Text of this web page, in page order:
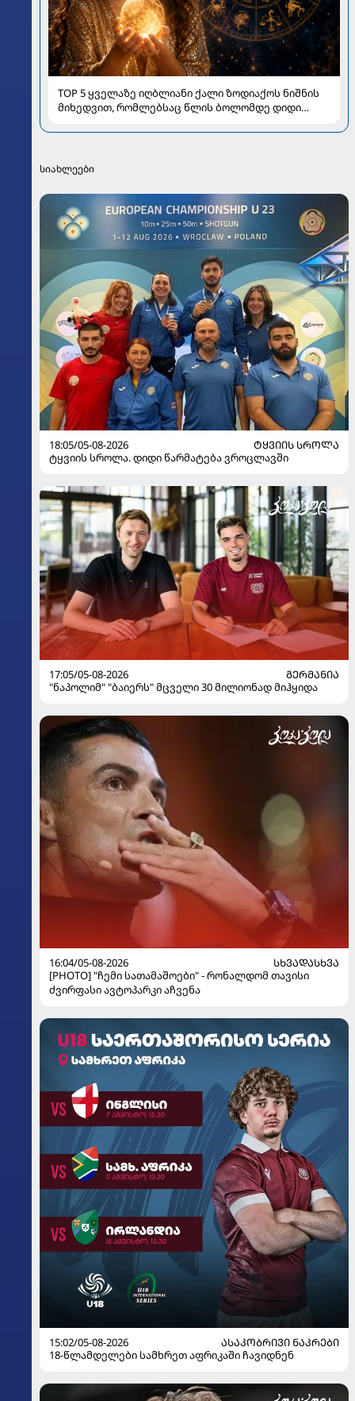
TOP 5 ყველაზე იღბლიანი ქალი ზოდიაქოს ნიშნის
მიხედვით, რომლებსაც წლის ბოლომდე დიდი
სიახლეები
18:05/05-08-2026
ᲢᲧᲕᲘᲘᲡ ᲡᲠᲝᲚᲐ
ტყვიის სროლა. დიდი წარმატება ვროცლავში
17:05/05-08-2026
ᲒᲔᲠᲛᲐᲜᲘᲐ
"ნაპოლიმ" "ბაიერს" მცველი 30 მილიონად მიჰყიდა
16:04/05-08-2026
ᲡᲮᲕᲐᲓᲐᲡᲮᲕᲐ
[PHOTO] "ჩემი სათამაშოები" - რონალდომ თავისი
ძვირფასი ავტოპარკი აჩვენა
15:02/05-08-2026
ᲐᲡᲐᲙᲝᲑᲠᲘᲕᲘ ᲜᲐᲙᲠᲔᲑᲘ
18-წლამდელები სამხრეთ აფრიკაში ჩავიდნენ